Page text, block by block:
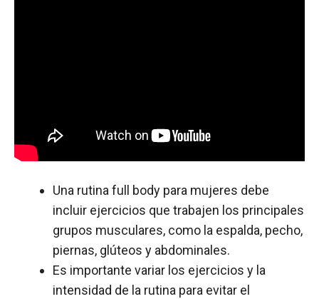
Una rutina full body para mujeres debe
incluir ejercicios que trabajen los principales
grupos musculares, como la espalda, pecho,
piernas, glúteos y abdominales.
Es importante variar los ejercicios y la
intensidad de la rutina para evitar el